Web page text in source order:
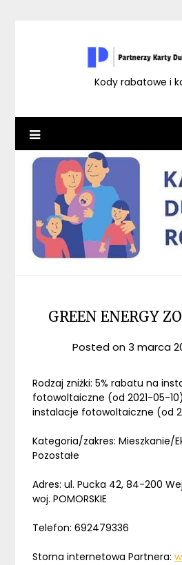
Kody rabatowe i
GREEN ENERGY
Posted on3 marca
Rodzaj zniżki: 5% rabatu na
fotowoltaiczne (od 2021-05-
instalacje fotowoltaiczne (od
Kategoria/zakres: Mieszkanie/
Pozostałe
Adres: ul. Pucka 42, 84-200
woj. POMORSKIE
Telefon: 692479336
Storna internetowa Partnera: